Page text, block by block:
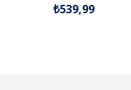
₺539,99